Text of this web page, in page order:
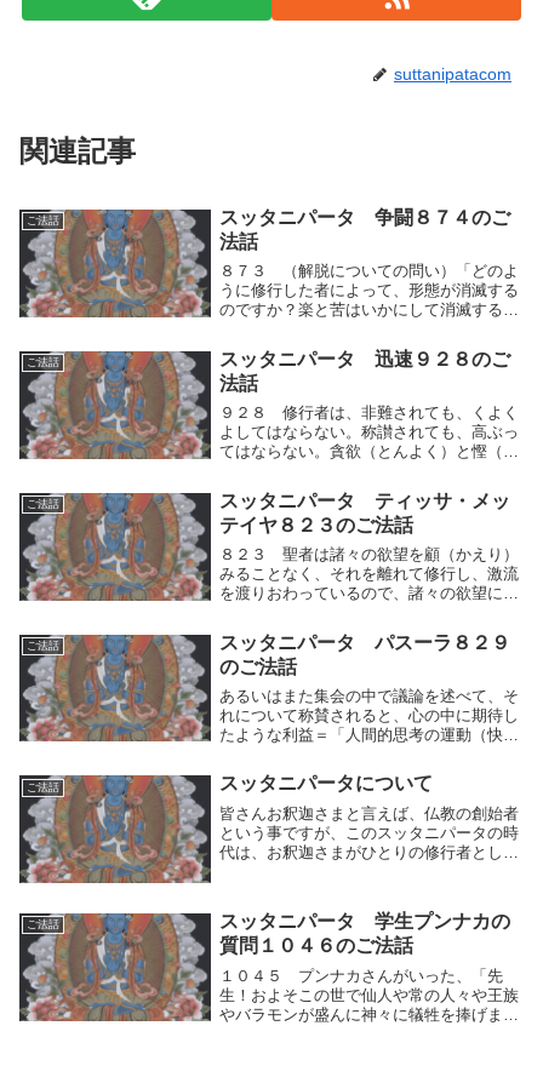
suttanipatacom
関連記事
ご法話
スッタニパータ 争闘８７４のご
法話
８７３ （解脱についての問い）「どのよ
うに修行した者によって、形態が消滅する
のですか？楽と苦はいかにして消滅するの
滅するありさまを、わたくしに説いてくだ
さい。わたくしはそれを知りたいもので
す。ーわたくし...
ご法話
スッタニパータ 迅速９２８のご
法話
９２８ 修行者は、非難されても、くよく
よしてはならない。称讃されても、高ぶっ
てはならない。貪欲（とんよく）と慳（も
行者は、非難されても、自らの人間的思考
の運動（快⇔不快）をよく制して、くよく
よしてはなら...
ご法話
スッタニパータ ティッサ・メッ
テイヤ８２３のご法話
８２３ 聖者は諸々の欲望を顧（かえり）
みることなく、それを離れて修行し、激流
を渡りおわっているので、諸々の欲望に束
（うらや）むのである。」ー聖者は人間的
思考の運動（快⇔不快）を制して、諸々の
欲望を顧（か...
ご法話
スッタニパータ パスーラ８２９
のご法話
あるいはまた集会の中で議論を述べて、そ
れについて称賛されると、心の中に期待し
たような利益＝「人間的思考の運動（快⇔
に喜んで、心が高ぶる。論争は人間的思考
の運動(快⇔不快)である。心が称賛を求め
てうろつく...
ご法話 スッタニパータについて
皆さんお釈迦さまと言えば、仏教の創始者
という事ですが、このスッタニパータの時
代は、お釈迦さまがひとりの修行者として
あるお釈迦さまに様々な質問をするのです
が、それに対...
ご法話
スッタニパータ 学生プンナカの
質問１０４６のご法話
１０４５ プンナカさんがいった、「先
生！およそこの世で仙人や常の人々や王族
やバラモンが盛んに神々に犠牲を捧げまし